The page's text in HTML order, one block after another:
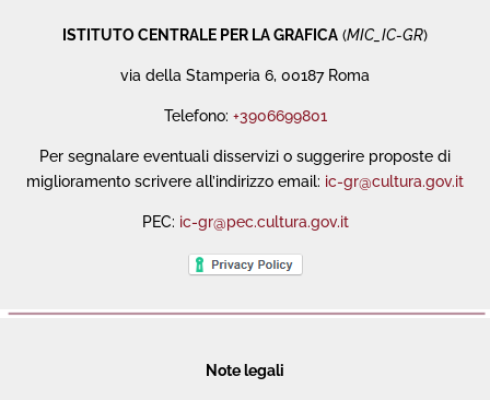
ISTITUTO CENTRALE PER LA GRAFICA (MIC_IC-GR)
via della Stamperia 6, 00187 Roma
Telefono: +3906699801
Per segnalare eventuali disservizi o suggerire proposte di
miglioramento scrivere all’indirizzo email: ic-gr@cultura.gov.it
PEC: ic-gr@pec.cultura.gov.it
Note legali